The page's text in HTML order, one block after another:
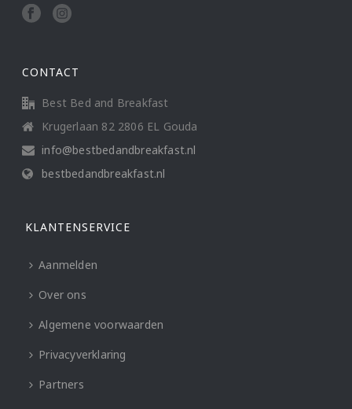
CONTACT
Best Bed and Breakfast
Krugerlaan 82 2806 EL Gouda
info@bestbedandbreakfast.nl
bestbedandbreakfast.nl
KLANTENSERVICE
Aanmelden
Over ons
Algemene voorwaarden
Privacyverklaring
Partners